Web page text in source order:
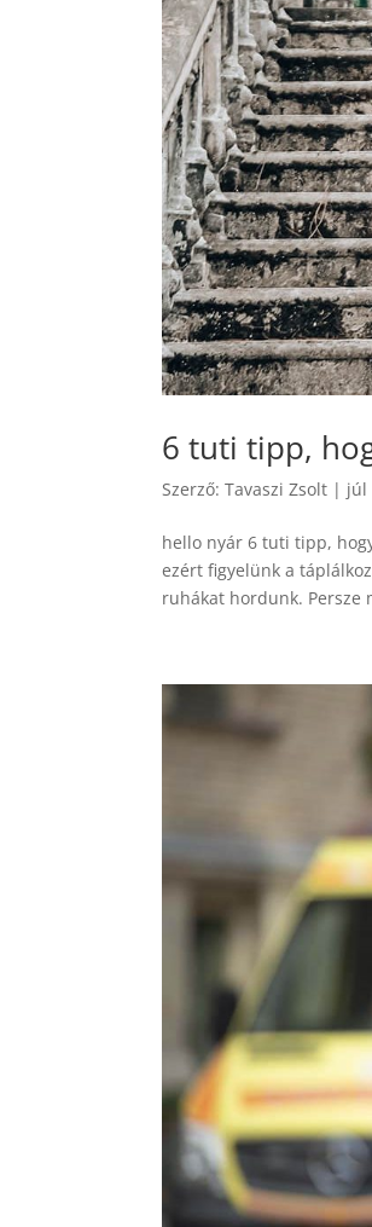
6 tuti tipp,
Szerző:Tavaszi Zsolt | júl
hello nyár 6 tuti tipp,
ezért figyelünk a
ruhákat hordunk. Persze